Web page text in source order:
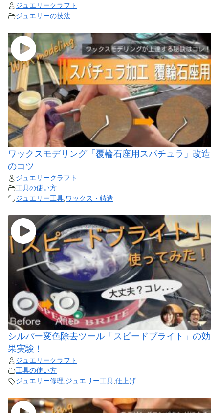
ジュエリークラフト
ジュエリーの技法
ワックスモデリング「覆輪石座用スパチュラ」改造
のコツ
ジュエリークラフト
工具の使い方
ジュエリー工具 ワックス・鋳造
シルバー変色除去ツール「スピードブライト」の効
果実験！
ジュエリークラフト
工具の使い方
ジュエリー修理 ジュエリー工具 仕上げ